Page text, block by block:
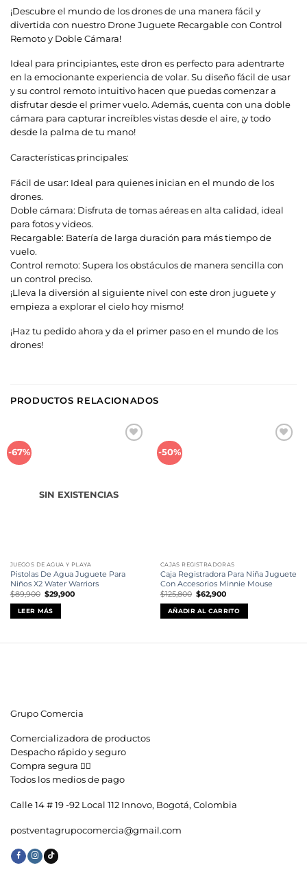
¡Descubre el mundo de los drones de una manera fácil y
divertida con nuestro Drone Juguete Recargable con Control
Remoto y Doble Cámara!
Ideal para principiantes, este dron es perfecto para adentrarte
en la emocionante experiencia de volar. Su diseño fácil de usar
y su control remoto intuitivo hacen que puedas comenzar a
disfrutar desde el primer vuelo. Además, cuenta con una doble
cámara para capturar increíbles vistas desde el aire, ¡y todo
desde la palma de tu mano!
Características principales:
Fácil de usar: Ideal para quienes inician en el mundo de los
drones.
Doble cámara: Disfruta de tomas aéreas en alta calidad, ideal
para fotos y videos.
Recargable: Batería de larga duración para más tiempo de
vuelo.
Control remoto: Supera los obstáculos de manera sencilla con
un control preciso.
¡Lleva la diversión al siguiente nivel con este dron juguete y
empieza a explorar el cielo hoy mismo!
¡Haz tu pedido ahora y da el primer paso en el mundo de los
drones!
PRODUCTOS RELACIONADOS
-67%
SIN EXISTENCIAS
JUEGOS DE AGUA Y PLAYA
Pistolas De Agua Juguete Para
Niños X2 Water Warriors
$89,900 El
precio
original
era:
$89,900.
$29,900El
LEER MÁS
-50%
CAJAS REGISTRADORAS
Caja Registradora Para Niña Juguete
Con Accesorios Minnie Mouse
$125,800 El
precio
original
era:
$125,800.
$62,900El
actual
es:
$62,900.
AÑADIR AL CARRITO
Grupo Comercia
Comercializadora de productos
Despacho rápido y seguro
Compra segura 👇🏼
Todos los medios de pago
Calle 14 # 19 -92 Local 112 Innovo, Bogotá, Colombia
postventagrupocomercia@gmail.com